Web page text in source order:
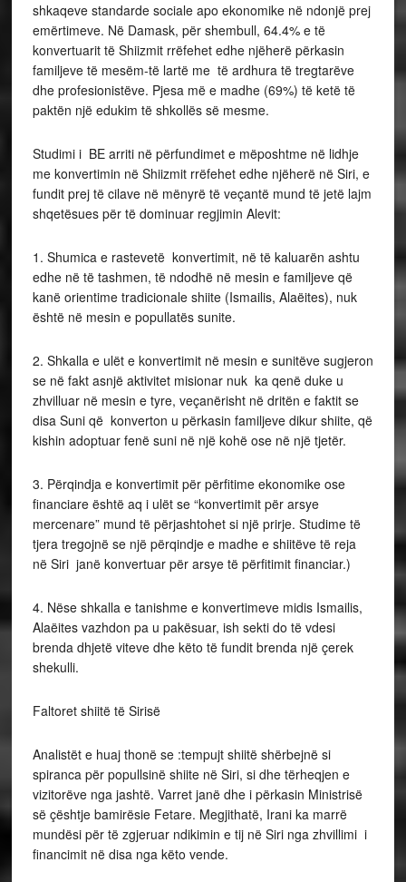
shkaqeve standarde sociale apo ekonomike në ndonjë prej
emërtimeve. Në Damask, për shembull, 64.4% e të
konvertuarit të Shiizmit rrëfehet edhe njëherë përkasin
familjeve të mesëm-të lartë me të ardhura të tregtarëve
dhe profesionistëve. Pjesa më e madhe (69%) të ketë të
paktën një edukim të shkollës së mesme.
Studimi i BE arriti në përfundimet e mëposhtme në lidhje
me konvertimin në Shiizmit rrëfehet edhe njëherë në Siri, e
fundit prej të cilave në mënyrë të veçantë mund të jetë lajm
shqetësues për të dominuar regjimin Alevit:
1. Shumica e rastevetë konvertimit, në të kaluarën ashtu
edhe në të tashmen, të ndodhë në mesin e familjeve që
kanë orientime tradicionale shiite (Ismailis, Alaëites), nuk
është në mesin e popullatës sunite.
2. Shkalla e ulët e konvertimit në mesin e sunitëve sugjeron
se në fakt asnjë aktivitet misionar nuk ka qenë duke u
zhvilluar në mesin e tyre, veçanërisht në dritën e faktit se
disa Suni që konverton u përkasin familjeve dikur shiite, që
kishin adoptuar fenë suni në një kohë ose në një tjetër.
3. Përqindja e konvertimit për përfitime ekonomike ose
financiare është aq i ulët se “konvertimit për arsye
mercenare” mund të përjashtohet si një prirje. Studime të
tjera tregojnë se një përqindje e madhe e shiitëve të reja
në Siri janë konvertuar për arsye të përfitimit financiar.)
4. Nëse shkalla e tanishme e konvertimeve midis Ismailis,
Alaëites vazhdon pa u pakësuar, ish sekti do të vdesi
brenda dhjetë viteve dhe këto të fundit brenda një çerek
shekulli.
Faltoret shiitë të Sirisë
Analistët e huaj thonë se :tempujt shiitë shërbejnë si
spiranca për popullsinë shiite në Siri, si dhe tërheqjen e
vizitorëve nga jashtë. Varret janë dhe i përkasin Ministrisë
së çështje bamirësie Fetare. Megjithatë, Irani ka marrë
mundësi për të zgjeruar ndikimin e tij në Siri nga zhvillimi i
financimit në disa nga këto vende.